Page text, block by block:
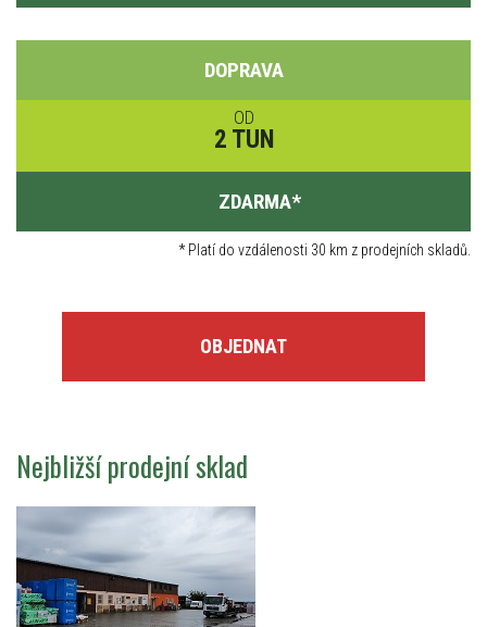
DOPRAVA
OD
2 TUN
ZDARMA*
*Platí do vzdálenosti 30 km z prodejních skladů.
OBJEDNAT
Nejbližší prodejní sklad